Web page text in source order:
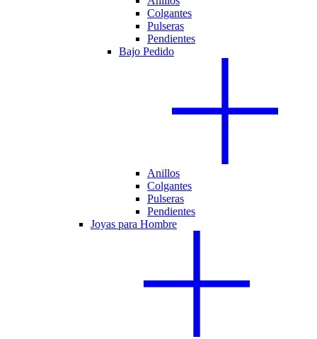
Colgantes
Pulseras
Pendientes
Bajo Pedido
Anillos
Colgantes
Pulseras
Pendientes
Joyas para Hombre